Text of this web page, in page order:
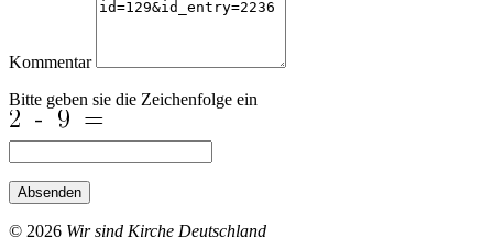
Kommentar
Bitte geben sie die Zeichenfolge ein
Absenden
© 2026 Wir sind Kirche Deutschland